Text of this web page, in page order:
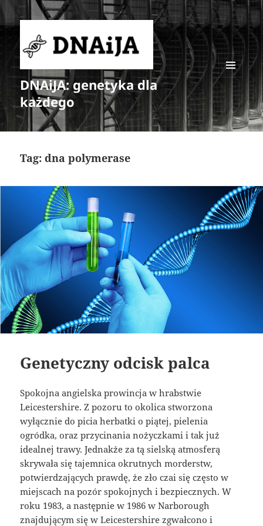
DNAiJA: genetyka dla
każdego
MENU
WIDGETY
Tag:dna polymerase
Genetyczny odcisk palca
Spokojna angielska prowincja w hrabstwie
Leicestershire. Z pozoru to okolica stworzona
wyłącznie do picia herbatki o piątej, pielenia
ogródka, oraz przycinania nożyczkami i tak już
idealnej trawy. Jednakże za tą sielską atmosferą
skrywała się tajemnica okrutnych morderstw,
potwierdzających prawdę, że zło czai się często w
miejscach na pozór spokojnych i bezpiecznych. W
roku 1983, a następnie w 1986 w Narborough
znajdującym się w Leicestershire zgwałcono i